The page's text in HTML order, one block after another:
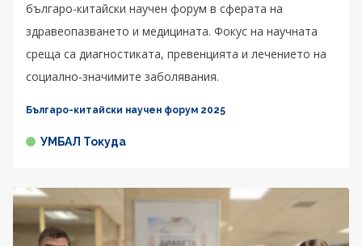
българо-китайски научен форум в сферата на
здравеопазването и медицината. Фокус на научната
среща са диагностиката, превенцията и лечението на
социално-значимите заболявания.
Българо-китайски научен форум 2025
УМБАЛ Токуда